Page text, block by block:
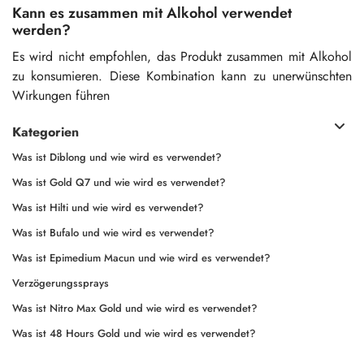
Kann es zusammen mit Alkohol verwendet
werden?
Es wird nicht empfohlen, das Produkt zusammen mit Alkohol
zu konsumieren. Diese Kombination kann zu unerwünschten
Wirkungen führen
Kategorien
Was ist Diblong und wie wird es verwendet?
Was ist Gold Q7 und wie wird es verwendet?
Was ist Hilti und wie wird es verwendet?
Was ist Bufalo und wie wird es verwendet?
Was ist Epimedium Macun und wie wird es verwendet?
Verzögerungssprays
Was ist Nitro Max Gold und wie wird es verwendet?
Was ist 48 Hours Gold und wie wird es verwendet?